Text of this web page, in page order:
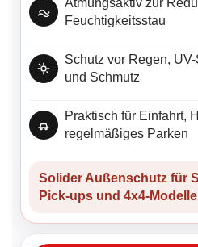
Atmungsaktiv zur
Feuchtigkeitsstau
Schutz vor Regen,
und Schmutz
Praktisch für Einfahrt,
regelmäßiges Parken
Solider Außenschutz für
Pick-ups und 4x4-